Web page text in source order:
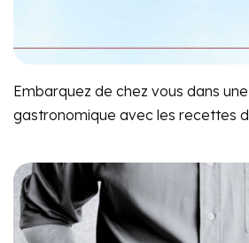
Embarquez de chez vous dans
gastronomique avec les recettes